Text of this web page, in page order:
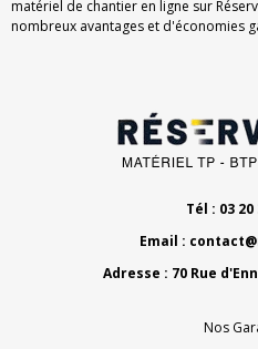
matériel de chantier en ligne sur
nombreux avantages et d'économies
Tél : 03 20
Email :
Adresse : 70 Rue
Nos